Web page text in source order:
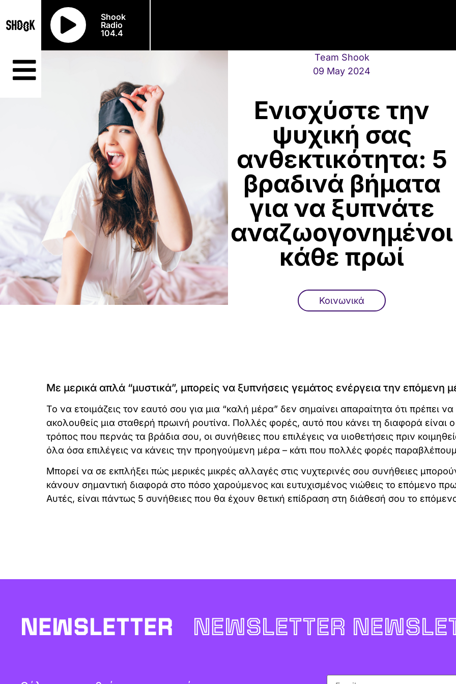
Shook
Radio
104.4
Team Shook
09 May 2024
Ενισχύστε την
ψυχική σας
ανθεκτικότητα: 5
βραδινά βήματα
για να ξυπνάτε
αναζωογονημένοι
κάθε πρωί
Κοινωνικά
Με μερικά απλά “μυστικά”, μπορείς να ξυπνήσεις γεμάτος ενέργεια την επόμενη
Το να ετοιμάζεις τον εαυτό σου για μια “καλή μέρα” δεν σημαίνει απαραίτητα ότι πρέπει να
ακολουθείς μια σταθερή πρωινή ρουτίνα. Πολλές φορές, αυτό που κάνει τη διαφορά είναι ο
τρόπος που περνάς τα βράδια σου, οι συνήθειες που επιλέγεις να υιοθετήσεις πριν
όλα όσα επιλέγεις να κάνεις την προηγούμενη μέρα – κάτι που πολλές φορές
Μπορεί να σε εκπλήξει πώς μερικές μικρές αλλαγές στις νυχτερινές σου συνήθειες
κάνουν σημαντική διαφορά στο πόσο χαρούμενος και ευτυχισμένος νιώθεις το επόμενο
Αυτές, είναι πάντως 5 συνήθειες που θα έχουν θετική επίδραση στη διάθεσή σου το
NEWSLETTER NEWSLETTER